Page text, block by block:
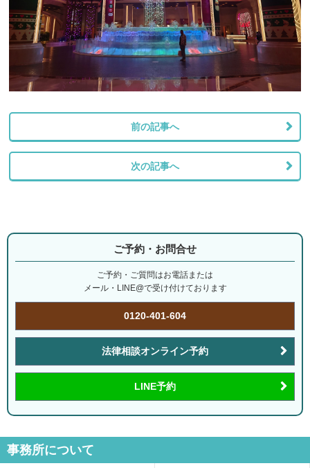
前の記事へ
次の記事へ
ご予約・お問合せ
ご予約・ご質問はお電話または
メール・LINE@で受け付けております
0120-401-604
法律相談オンライン予約
LINE予約
事務所について